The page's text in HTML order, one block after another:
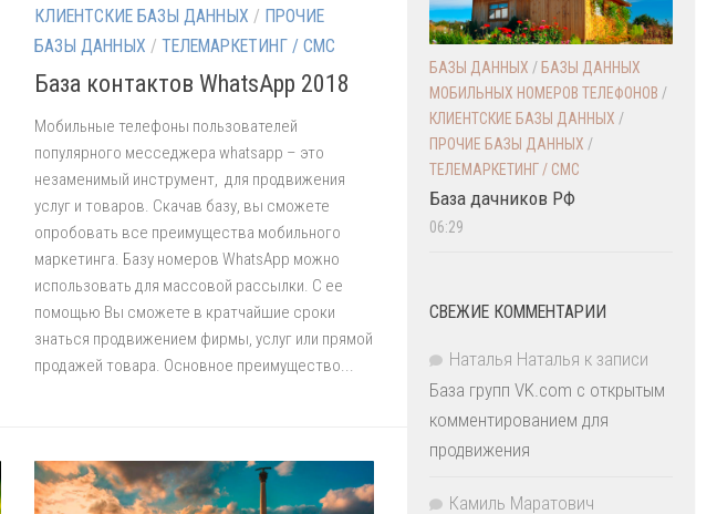
КЛИЕНТСКИЕ БАЗЫ ДАННЫХ / ПРОЧИЕ
БАЗЫ ДАННЫХ / ТЕЛЕМАРКЕТИНГ / СМС
База контактов WhatsApp 2018
Мобильные телефоны пользователей
популярного месседжера whatsapp – это
незаменимый инструмент, для продвижения
услуг и товаров. Скачав базу, вы сможете
опробовать все преимущества мобильного
маркетинга. Базу номеров WhatsApp можно
использовать для массовой рассылки. С ее
помощью Вы сможете в кратчайшие сроки
знаться продвижением фирмы, услуг или прямой
продажей товара. Основное преимущество...
БАЗЫ ДАННЫХ / БАЗЫ ДАННЫХ
МОБИЛЬНЫХ НОМЕРОВ ТЕЛЕФОНОВ /
КЛИЕНТСКИЕ БАЗЫ ДАННЫХ /
ПРОЧИЕ БАЗЫ ДАННЫХ /
ТЕЛЕМАРКЕТИНГ / СМС
База дачников РФ
06:29
СВЕЖИЕ КОММЕНТАРИИ
Наталья Наталья к записи
База групп VK.com с открытым
комментированием для
продвижения
Камиль Маратович